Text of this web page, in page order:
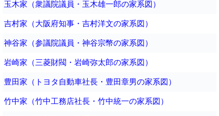
玉木家（衆議院議員・玉木雄一郎の家系図）
吉村家（大阪府知事・吉村洋文の家系図）
神谷家（参議院議員・神谷宗幣の家系図）
岩崎家（三菱財閥・岩崎弥太郎の家系図）
豊田家（トヨタ自動車社長・豊田章男の家系図）
竹中家（竹中工務店社長・竹中統一の家系図）